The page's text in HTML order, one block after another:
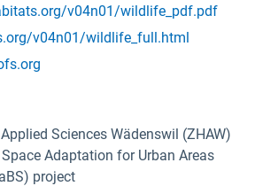
v04n01/wildlife_pdf.pdf
v04n01/wildlife_full.html
Sciences Wädenswil (ZHAW)
Adaptation for Urban Areas
project